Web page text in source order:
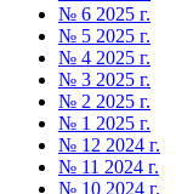
№ 6 2025 г.
№ 5 2025 г.
№ 4 2025 г.
№ 3 2025 г.
№ 2 2025 г.
№ 1 2025 г.
№ 12 2024 г.
№ 11 2024 г.
№ 10 2024 г.